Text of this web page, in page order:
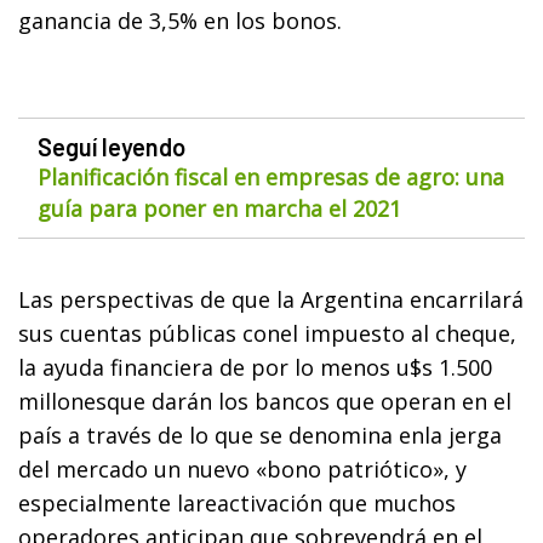
ganancia de 3,5% en los bonos.
Seguí leyendo
Planificación fiscal en empresas de agro: una
guía para poner en marcha el 2021
Las perspectivas de que la Argentina encarrilará
sus cuentas públicas conel impuesto al cheque,
la ayuda financiera de por lo menos u$s 1.500
millonesque darán los bancos que operan en el
país a través de lo que se denomina enla jerga
del mercado un nuevo «bono patriótico», y
especialmente lareactivación que muchos
operadores anticipan que sobrevendrá en el